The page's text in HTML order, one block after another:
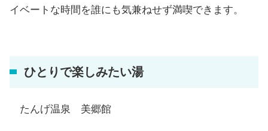
イベートな時間を誰にも気兼ねせず満喫できます。
ひとりで楽しみたい湯
たんげ温泉 美郷館